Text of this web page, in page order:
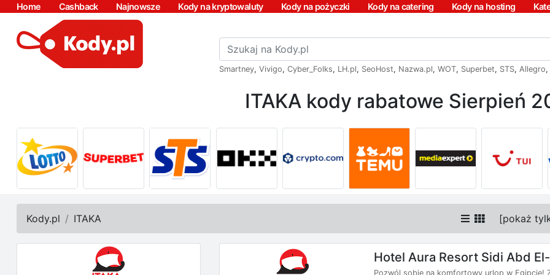
Home Cashback Najnowsze Kody na kryptowaluty Kody na pożyczki Kody na catering Kody na hosting
Smartney, Vivigo, Cyber_Folks, LH.pl, SeoHost, Nazwa.pl, WOT, Superbet, STS, Allegro,
ITAKA kody rabatowe Sierpień
Kody.pl ITAKA [pokaż
Hotel Aura Resort Sidi Abd
Pozwól sobie na komfortowy urlop w Egipcie!